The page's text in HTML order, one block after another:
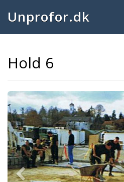
Unprofor.dk
Hold 6
Previous